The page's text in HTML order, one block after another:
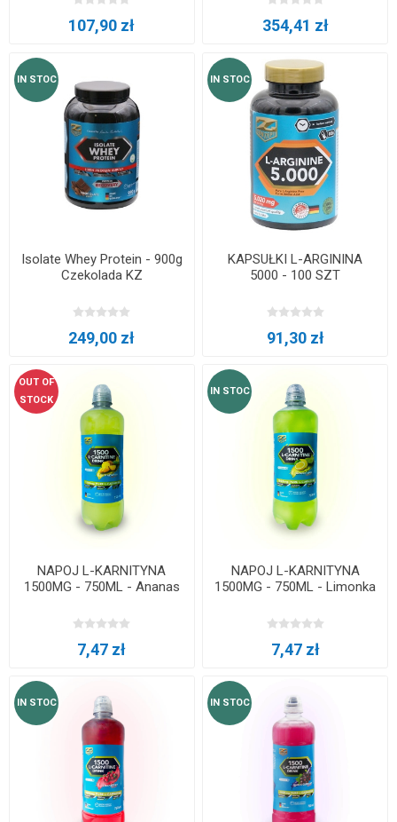
107,90 zł 354,41 zł
IN STOC
Isolate Whey Protein - 900g
Czekolada KZ
249,00 zł
IN STOC
KAPSUŁKI L-ARGININA
5000 - 100 SZT
91,30 zł
OUT OF
STOCK
NAPOJ L-KARNITYNA
1500MG - 750ML - Ananas
7,47 zł
IN STOC
NAPOJ L-KARNITYNA
1500MG - 750ML - Limonka
7,47 zł
IN STOC IN STOC